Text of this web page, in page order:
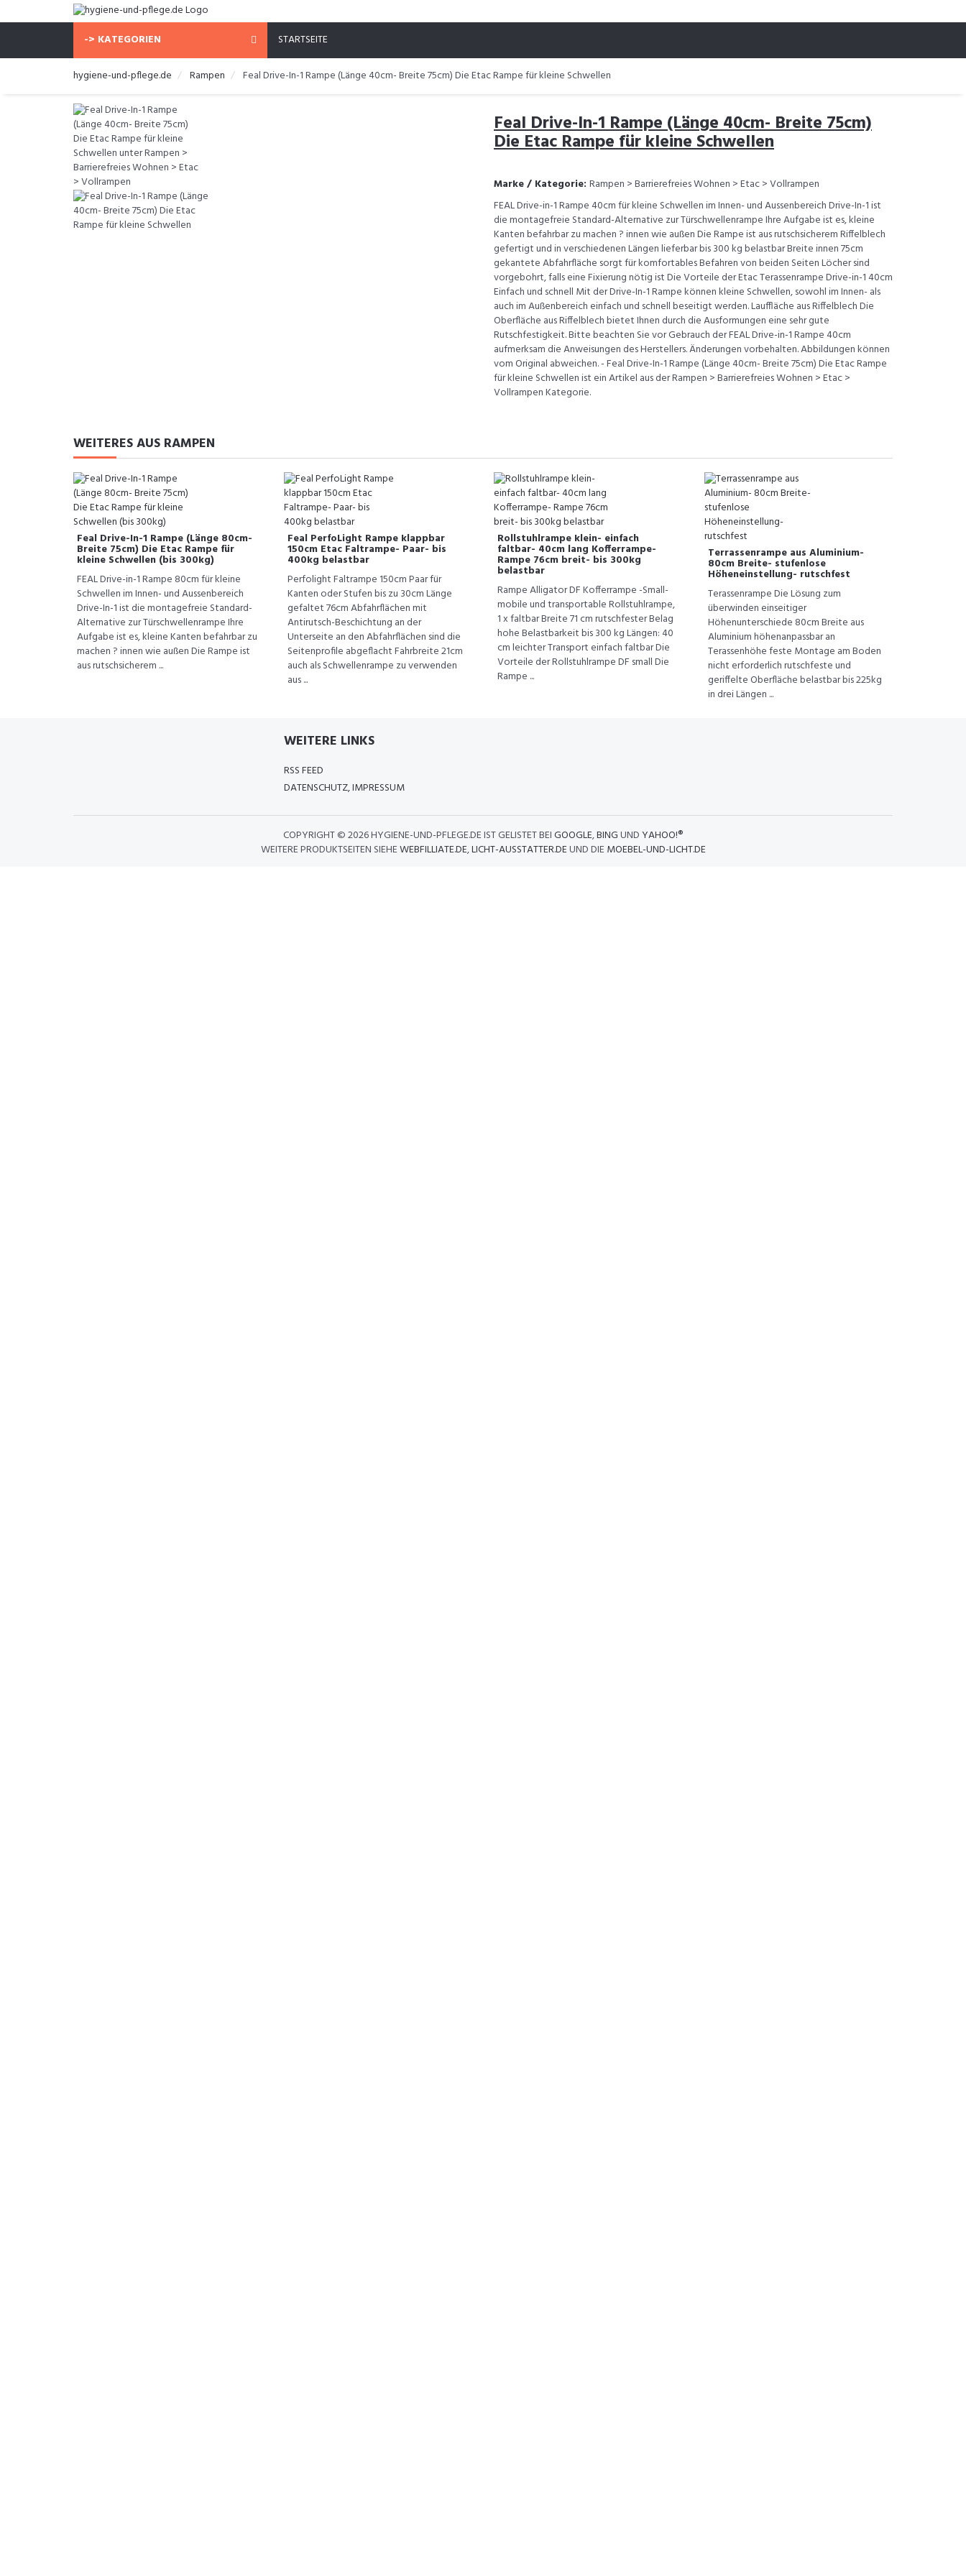
-> KATEGORIEN STARTSEITE
hygiene-und-pflege.de Rampen Feal Drive-In-1 Rampe (Länge 40cm- Breite 75cm) Die Etac Rampe für kleine Schwellen
Feal Drive-In-1 Rampe (Länge 40cm- Breite 75cm)
Die Etac Rampe für kleine Schwellen
Marke / Kategorie: Rampen > Barrierefreies Wohnen > Etac > Vollrampen
FEAL Drive-in-1 Rampe 40cm für kleine Schwellen im Innen- und Aussenbereich Drive-In-1 ist
die montagefreie Standard-Alternative zur Türschwellenrampe Ihre Aufgabe ist es, kleine
Kanten befahrbar zu machen ? innen wie außen Die Rampe ist aus rutschsicherem Riffelblech
gefertigt und in verschiedenen Längen lieferbar bis 300 kg belastbar Breite innen 75cm
gekantete Abfahrfläche sorgt für komfortables Befahren von beiden Seiten Löcher sind
vorgebohrt, falls eine Fixierung nötig ist Die Vorteile der Etac Terassenrampe Drive-in-1 40cm
Einfach und schnell Mit der Drive-In-1 Rampe können kleine Schwellen, sowohl im Innen- als
auch im Außenbereich einfach und schnell beseitigt werden. Lauffläche aus Riffelblech Die
Oberfläche aus Riffelblech bietet Ihnen durch die Ausformungen eine sehr gute
Rutschfestigkeit. Bitte beachten Sie vor Gebrauch der FEAL Drive-in-1 Rampe 40cm
aufmerksam die Anweisungen des Herstellers. Änderungen vorbehalten. Abbildungen können
vom Original abweichen. - Feal Drive-In-1 Rampe (Länge 40cm- Breite 75cm) Die Etac Rampe
für kleine Schwellen ist ein Artikel aus der Rampen > Barrierefreies Wohnen > Etac >
Vollrampen Kategorie.
WEITERES AUS RAMPEN
Feal Drive-In-1 Rampe (Länge 80cm-
Breite 75cm) Die Etac Rampe für
kleine Schwellen (bis 300kg)
FEAL Drive-in-1 Rampe 80cm für kleine
Schwellen im Innen- und Aussenbereich
Drive-In-1 ist die montagefreie Standard-
Alternative zur Türschwellenrampe Ihre
Aufgabe ist es, kleine Kanten befahrbar zu
machen ? innen wie außen Die Rampe ist
aus rutschsicherem ...
Feal PerfoLight Rampe klappbar
150cm Etac Faltrampe- Paar- bis
400kg belastbar
Perfolight Faltrampe 150cm Paar für
Kanten oder Stufen bis zu 30cm Länge
gefaltet 76cm Abfahrflächen mit
Antirutsch-Beschichtung an der
Unterseite an den Abfahrflächen sind die
Seitenprofile abgeflacht Fahrbreite 21cm
auch als Schwellenrampe zu verwenden
aus ...
Rollstuhlrampe klein- einfach
faltbar- 40cm lang Kofferrampe-
Rampe 76cm breit- bis 300kg
belastbar
Rampe Alligator DF Kofferrampe -Small-
mobile und transportable Rollstuhlrampe,
1 x faltbar Breite 71 cm rutschfester Belag
hohe Belastbarkeit bis 300 kg Längen: 40
cm leichter Transport einfach faltbar Die
Vorteile der Rollstuhlrampe DF small Die
Rampe ...
Terrassenrampe aus Aluminium-
80cm Breite- stufenlose
Höheneinstellung- rutschfest
Terassenrampe Die Lösung zum
überwinden einseitiger
Höhenunterschiede 80cm Breite aus
Aluminium höhenanpassbar an
Terassenhöhe feste Montage am Boden
nicht erforderlich rutschfeste und
geriffelte Oberfläche belastbar bis 225kg
in drei Längen ...
WEITERE LINKS
RSS FEED
DATENSCHUTZ, IMPRESSUM
COPYRIGHT ©2026 HYGIENE-UND-PFLEGE.DE IST GELISTET BEIGOOGLE,BINGUND YAHOO!®
WEITERE PRODUKTSEITEN SIEHEWEBFILLIATE.DE,LICHT-AUSSTATTER.DEUND DIE MOEBEL-UND-LICHT.DE